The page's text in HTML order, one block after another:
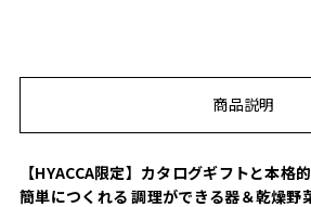
商品説明
【HYACCA限定】カタログギフトと本格
簡単につくれる 調理ができる器＆乾燥野